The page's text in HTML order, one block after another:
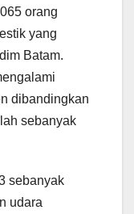
orang
yang
Batam.
dibandingkan
sebanyak
sebanyak
udara